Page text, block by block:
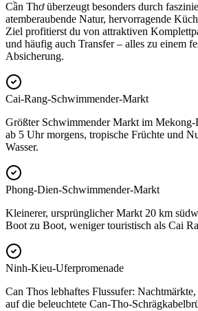
Cần Thơ überzeugt besonders durch
atemberaubende Natur, hervorragende
Ziel profitierst du von attraktiven
und häufig auch Transfer – alles zu einem
Absicherung.
Cai-Rang-Schwimmender-Markt
Größter Schwimmender Markt im
ab 5 Uhr morgens, tropische Früchte und
Wasser.
Phong-Dien-Schwimmender-Markt
Kleinerer, ursprünglicher Markt 20 km
Boot zu Boot, weniger touristisch als Cai
Ninh-Kieu-Uferpromenade
Can Thos lebhaftes Flussufer:
auf die beleuchtete Can-Tho-